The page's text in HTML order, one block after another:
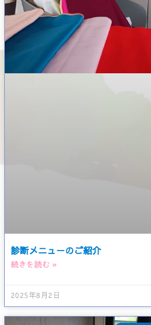
診断メニューのご紹介
続きを読む »
2025年8月2日